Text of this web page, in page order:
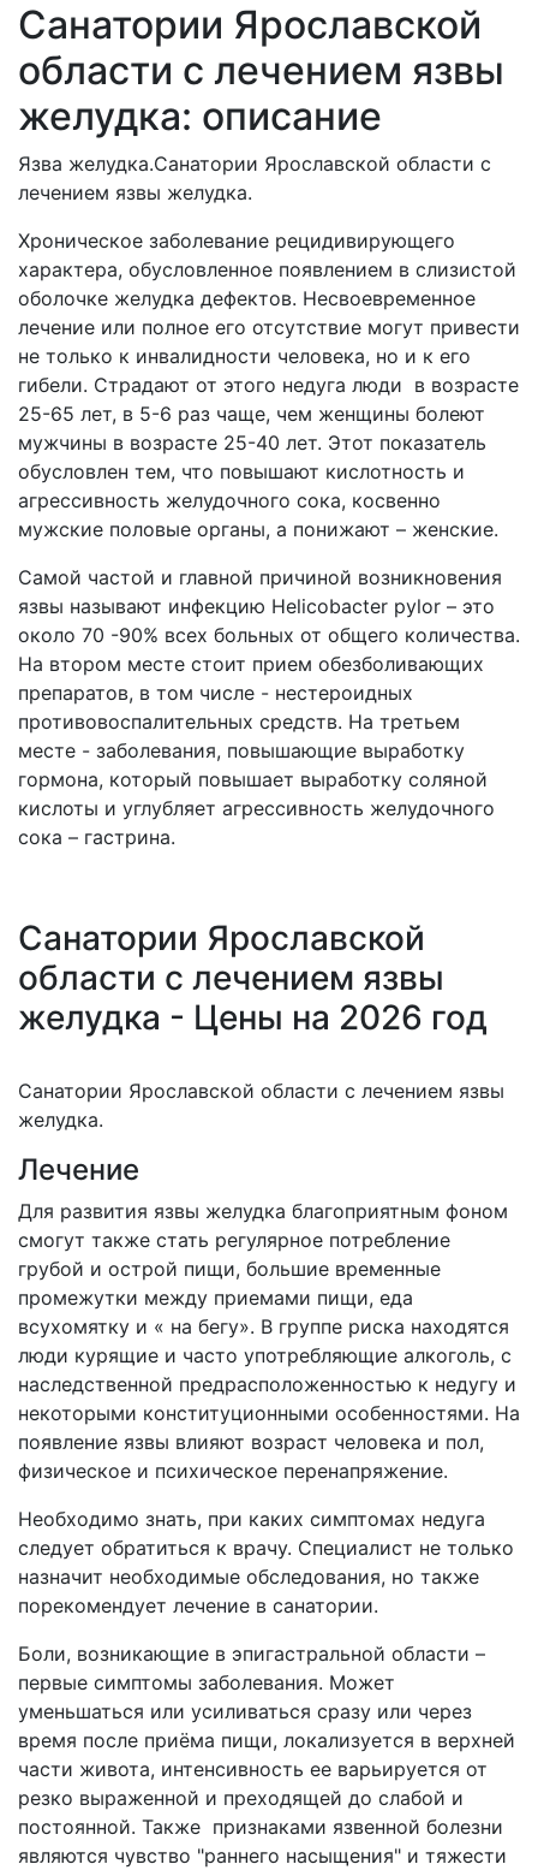
Санатории Ярославской
области с лечением язвы
желудка: описание
Язва желудка.Санатории Ярославской области с
лечением язвы желудка.
Хроническое заболевание рецидивирующего
характера, обусловленное появлением в слизистой
оболочке желудка дефектов. Несвоевременное
лечение или полное его отсутствие могут привести
не только к инвалидности человека, но и к его
гибели. Страдают от этого недуга люди в возрасте
25-65 лет, в 5-6 раз чаще, чем женщины болеют
мужчины в возрасте 25-40 лет. Этот показатель
обусловлен тем, что повышают кислотность и
агрессивность желудочного сока, косвенно
мужские половые органы, а понижают – женские.
Самой частой и главной причиной возникновения
язвы называют инфекцию Helicobacter pylor – это
около 70 -90% всех больных от общего количества.
На втором месте стоит прием обезболивающих
препаратов, в том числе - нестероидных
противовоспалительных средств. На третьем
месте - заболевания, повышающие выработку
гормона, который повышает выработку соляной
кислоты и углубляет агрессивность желудочного
сока – гастрина.
Санатории Ярославской
области с лечением язвы
желудка - Цены на 2026 год
Санатории Ярославской области с лечением язвы
желудка.
Лечение
Для развития язвы желудка благоприятным фоном
смогут также стать регулярное потребление
грубой и острой пищи, большие временные
промежутки между приемами пищи, еда
всухомятку и « на бегу». В группе риска находятся
люди курящие и часто употребляющие алкоголь, с
наследственной предрасположенностью к недугу и
некоторыми конституционными особенностями. На
появление язвы влияют возраст человека и пол,
физическое и психическое перенапряжение.
Необходимо знать, при каких симптомах недуга
следует обратиться к врачу. Специалист не только
назначит необходимые обследования, но также
порекомендует лечение в санатории.
Боли, возникающие в эпигастральной области –
первые симптомы заболевания. Может
уменьшаться или усиливаться сразу или через
время после приёма пищи, локализуется в верхней
части живота, интенсивность ее варьируется от
резко выраженной и преходящей до слабой и
постоянной. Также признаками язвенной болезни
являются чувство "раннего насыщения" и тяжести